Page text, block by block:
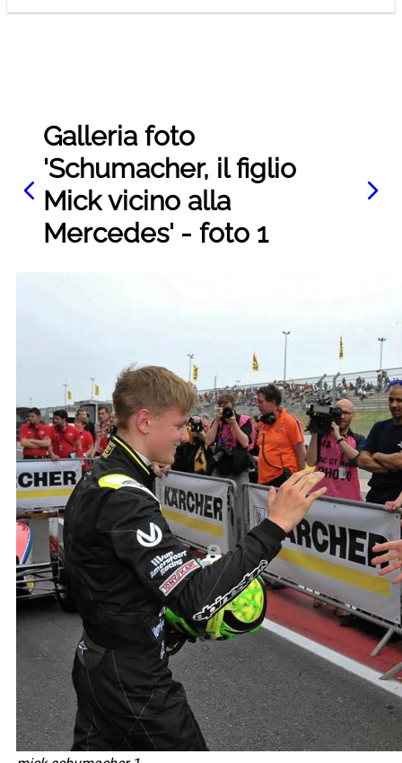
Galleria foto
'Schumacher, il figlio
Mick vicino alla
Mercedes' - foto 1